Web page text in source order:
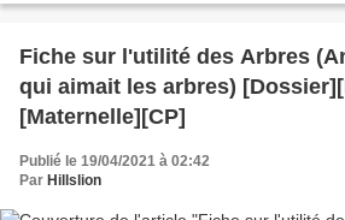
Fiche sur l'utilité des Arbres
qui aimait les arbres)
[Maternelle][CP]
Publié le 19/04/2021 à 02:42
Par Hillslion